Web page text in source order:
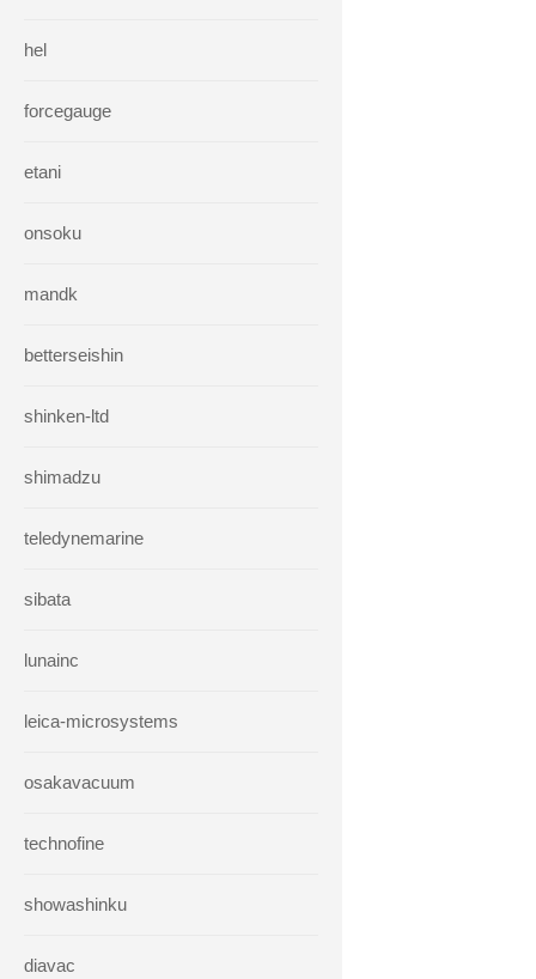
hel
forcegauge
etani
onsoku
mandk
betterseishin
shinken-ltd
shimadzu
teledynemarine
sibata
lunainc
leica-microsystems
osakavacuum
technofine
showashinku
diavac